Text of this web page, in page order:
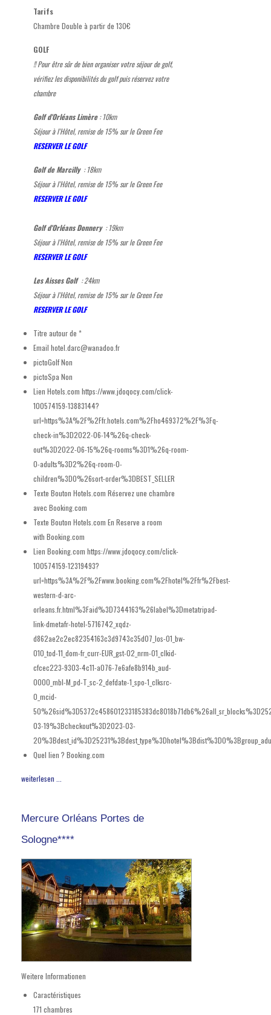
Tarifs
Chambre Double à partir de 130€
GOLF
!! Pour être sûr de bien organiser votre séjour de golf,
vérifiez les disponibilités du golf puis réservez votre
chambre
Golf d'Orléans Limère: 10km
Séjour à l'Hôtel, remise de 15% sur le Green Fee
RESERVER LE GOLF
Golf de Marcilly :18km
Séjour à l'Hôtel, remise de 15% sur le Green Fee
RESERVER LE GOLF
Golf d'Orléans Donnery :19km
Séjour à l'Hôtel, remise de 15% sur le Green Fee
RESERVER LE GOLF
Les Aisses Golf :24km
Séjour à l'Hôtel, remise de 15% sur le Green Fee
RESERVER LE GOLF
Titre autour de *
Email hotel.darc@wanadoo.fr
pictoGolfNon
pictoSpa Non
Lien Hotels.com https://www.jdoqocy.com/click-
100574159-13883144?
url=https%3A%2F%2Ffr.hotels.com%2Fho469372%2F%3Fq-
check-in%3D2022-06-14%26q-check-
out%3D2022-06-15%26q-rooms%3D1%26q-room-
0-adults%3D2%26q-room-0-
children%3D0%26sort-order%3DBEST_SELLER
Texte Bouton Hotels.com Réservez une chambre
avec Booking.com
Texte Bouton Hotels.com En Reserve a room
with Booking.com
Lien Booking.com https://www.jdoqocy.com/click-
100574159-12319493?
url=https%3A%2F%2Fwww.booking.com%2Fhotel%2Ffr%2Fbest-
western-d-arc-
orleans.fr.html%3Faid%3D7344163%26label%3Dmetatripad-
link-dmetafr-hotel-5716742_xqdz-
d862ae2c2ec82354163c3d9743c35d07_los-01_bw-
010_tod-11_dom-fr_curr-EUR_gst-02_nrm-01_clkid-
cfcec223-9303-4c11-a076-7e6afe8b914b_aud-
0000_mbl-M_pd-T_sc-2_defdate-1_spo-1_clksrc-
0_mcid-
03-19%3Bcheckout%3D2023-03-
Quel lien ? Booking.com
weiterlesen ...
Mercure Orléans Portes de
Sologne****
Weitere Informationen
Caractéristiques
171 chambres